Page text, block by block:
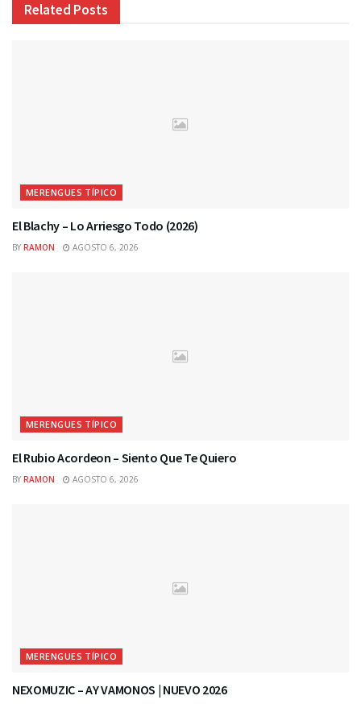
Related Posts
MERENGUES TÍPICO
El Blachy – Lo Arriesgo Todo (2026)
BY RAMON AGOSTO 6, 2026
MERENGUES TÍPICO
El Rubio Acordeon – Siento Que Te Quiero
BY RAMON AGOSTO 6, 2026
MERENGUES TÍPICO
NEXOMUZIC – AY VAMONOS | NUEVO 2026